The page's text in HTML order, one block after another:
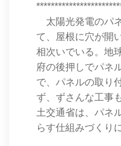
太陽光発電のパ
て、屋根に穴が開
相次いでいる。地
府の後押しでパネ
で、パネルの取り
ず、ずさんな工事
土交通省は、パネ
らす仕組みづくり